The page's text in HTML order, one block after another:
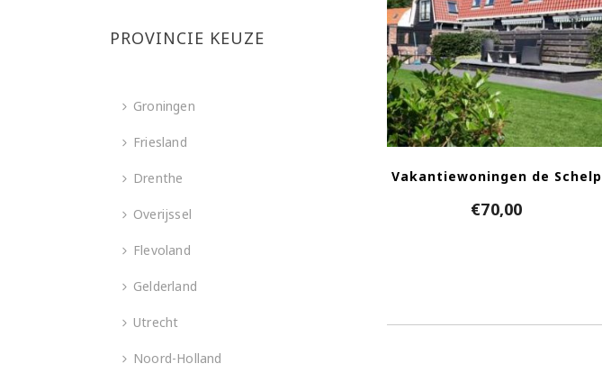
Vakantiewoningen de Schelp
€70,00
PROVINCIE KEUZE
Groningen
Friesland
Drenthe
Overijssel
Flevoland
Gelderland
Utrecht
Noord-Holland